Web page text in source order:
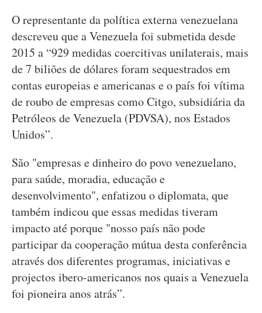
O representante da política externa venezuelana
descreveu que a Venezuela foi submetida desde
2015 a “929 medidas coercitivas unilaterais, mais
de 7 biliões de dólares foram sequestrados em
contas europeias e americanas e o país foi vítima
de roubo de empresas como Citgo, subsidiária da
Petróleos de Venezuela (PDVSA), nos Estados
Unidos”.
São "empresas e dinheiro do povo venezuelano,
para saúde, moradia, educação e
desenvolvimento", enfatizou o diplomata, que
também indicou que essas medidas tiveram
impacto até porque "nosso país não pode
participar da cooperação mútua desta conferência
através dos diferentes programas, iniciativas e
projectos ibero-americanos nos quais a Venezuela
foi pioneira anos atrás”.